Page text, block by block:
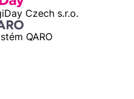
Czech s.r.o.
QARO